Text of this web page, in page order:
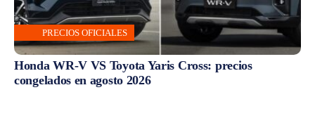
PRECIOS OFICIALES
Honda WR-V VS Toyota Yaris Cross: precios
congelados en agosto 2026